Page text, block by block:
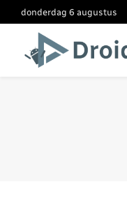
donderdag 6 augustus